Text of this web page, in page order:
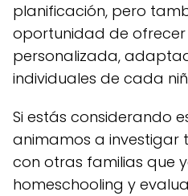
planificación, pero
oportunidad de
personalizada,
individuales de cada
Si estás considerando
animamos a investigar
con otras familias que
homeschooling y